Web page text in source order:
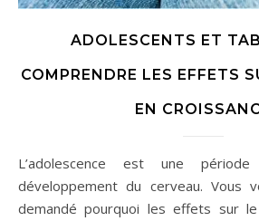
ADOLESCENTS ET
COMPRENDRE LES EFFETS
EN
L’adolescence est une période cruciale pour le
développement du cerveau. Vous
demandé pourquoi les effets sur